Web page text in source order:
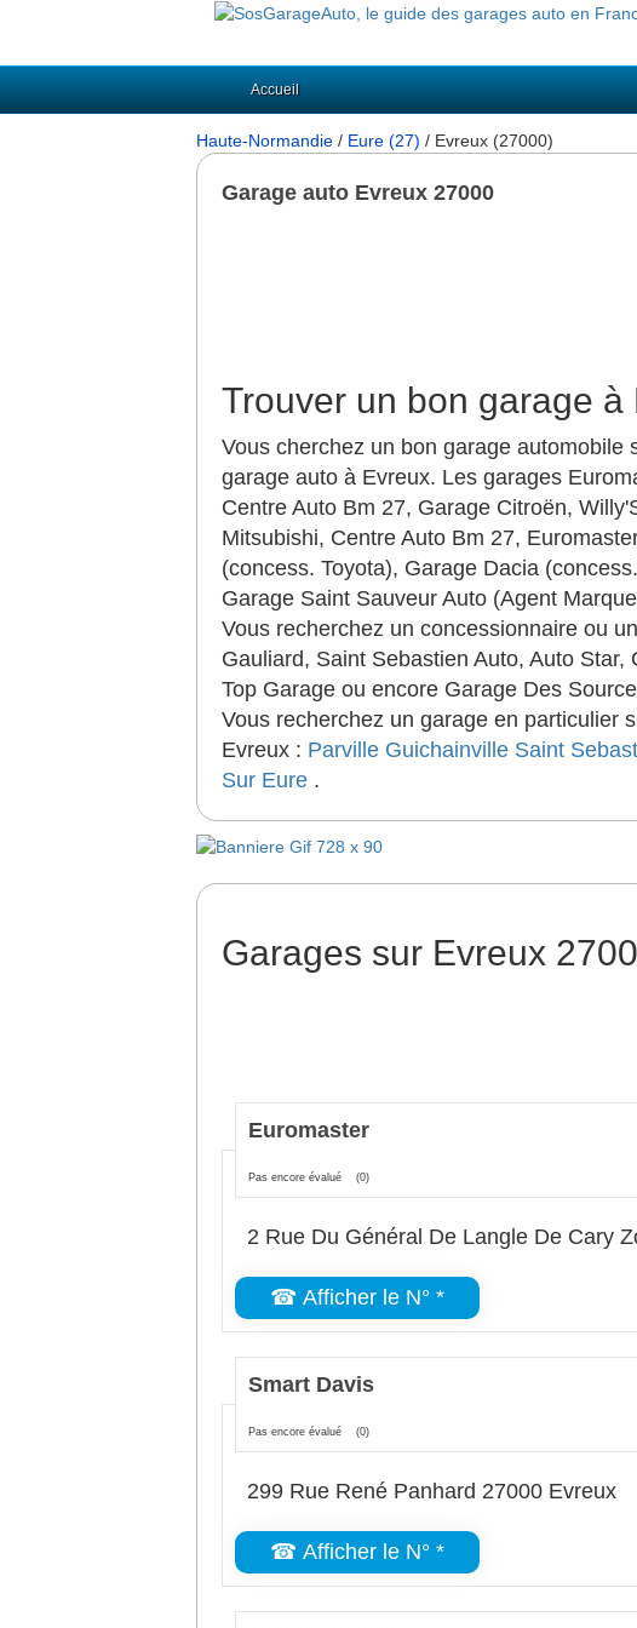
Accueil
Haute-Normandie / Eure (27) / Evreux (27000)
Garage auto Evreux 27000
Trouver un bon garage à
Vous cherchez un bon garage
garage auto à Evreux. Les garages
Centre Auto Bm 27, Garage Citroën,
Mitsubishi, Centre Auto Bm 27,
(concess. Toyota), Garage Dacia
Garage Saint Sauveur Auto (Agent
Vous recherchez un concessionnaire ou
Gauliard, Saint Sebastien Auto, Auto
Top Garage ou encore Garage Des
Vous recherchez un garage en particulier
Evreux : Parville Guichainville Saint
Sur Eure .
Garages sur Evreux
Euromaster
Pas encore évalué (0)
2 Rue Du Général De Langle De Cary
☎ Afficher le N° *
Smart Davis
Pas encore évalué (0)
299 Rue René Panhard 27000 Evreux
☎ Afficher le N° *